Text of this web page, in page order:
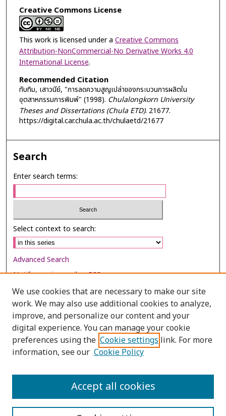
Creative Commons License
This work is licensed under a Creative Commons
Attribution-NonCommercial-No Derivative Works 4.0
International License.
Recommended Citation
ทับทิม, เสาวนีย์, "การลดความสูญเปล่าของกระบวนการผลิตใน
อุตสาหกรรมการพิมพ์" (1998). Chulalongkorn University
Theses and Dissertations (Chula ETD). 21677.
https://digital.car.chula.ac.th/chulaetd/21677
Search
Enter search terms:
Select context to search:
Advanced Search
Notify me via email orRSS
Browse
Collections
Disciplines
Authors
We use cookies that are necessary to make our site
work. We may also use additional cookies to analyze,
improve, and personalize our content and your
digital experience. You can manage your cookie
preferences using the Cookie settings link. For more
information, see our Cookie Policy
Accept all cookies